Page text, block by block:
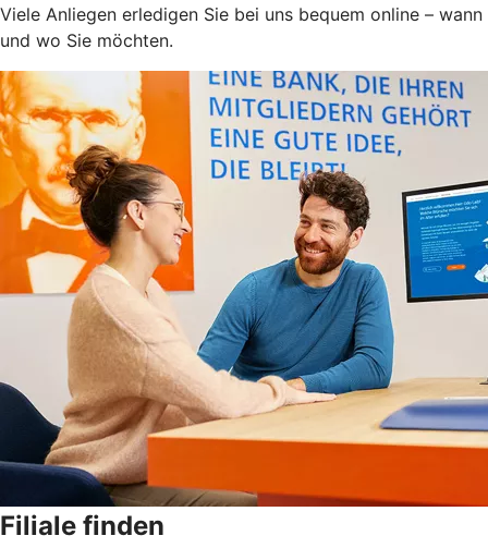
Viele Anliegen erledigen Sie bei uns bequem online – wann
und wo Sie möchten.
Filiale finden